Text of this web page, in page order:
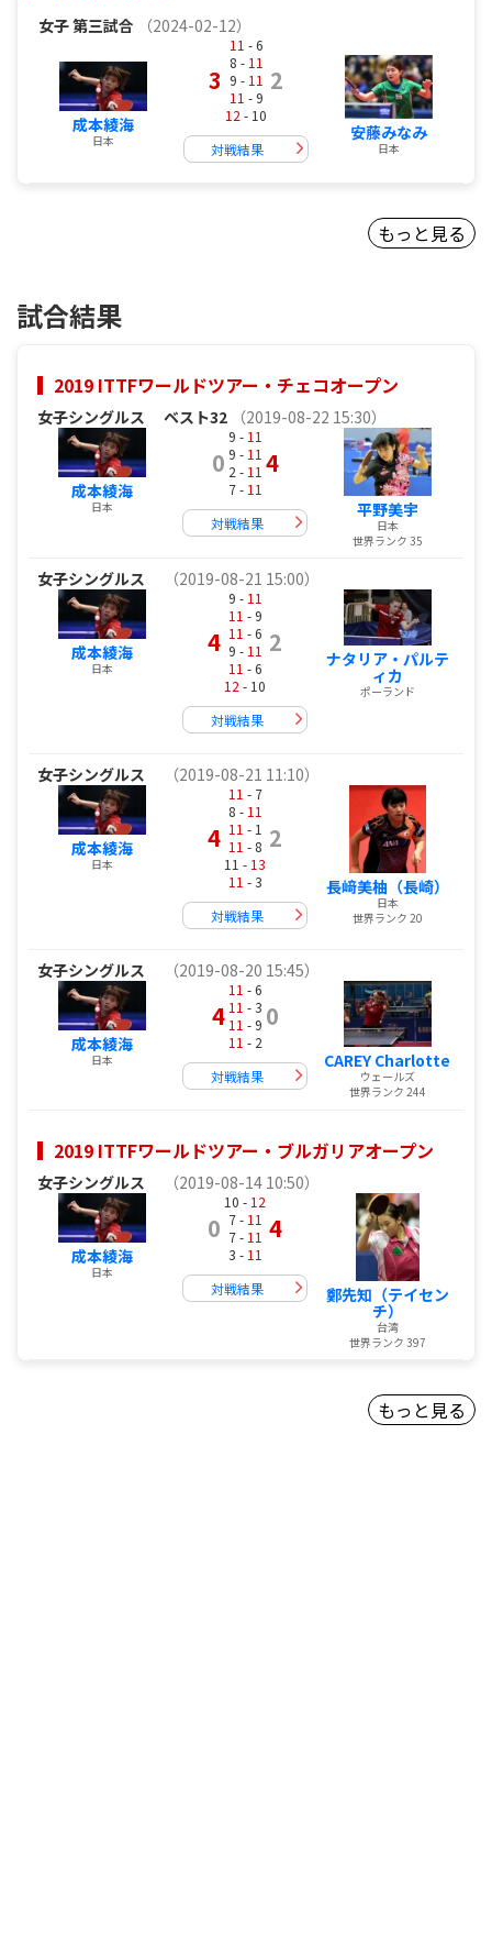
女子第三試合 （2024-02-12）
成本綾海
日本
3
11 - 6
8 - 11
9 - 11
11 - 9
12 - 10
2
対戦結果
安藤みなみ
日本
もっと見る
試合結果
2019 ITTFワールドツアー・チェコオープン
女子シングルス ベスト32 （2019-08-22 15:30）
成本綾海
日本
0
9 - 11
9 - 11
2 - 11
7 - 11
4
対戦結果
平野美宇
日本
世界ランク 35
女子シングルス （2019-08-21 15:00）
成本綾海
日本
4
9 - 11
11 - 9
11 - 6
9 - 11
11 - 6
12 - 10
2
対戦結果
ナタリア・パルテ
ィカ
ポーランド
女子シングルス （2019-08-21 11:10）
成本綾海
日本
4
11 - 7
8 - 11
11 - 1
11 - 8
11 - 13
11 - 3
2
対戦結果
長﨑美柚（長崎）
日本
世界ランク 20
女子シングルス （2019-08-20 15:45）
成本綾海
日本
4
11 - 6
11 - 3
11 - 9
11 - 2
0
対戦結果
CAREY Charlotte
ウェールズ
世界ランク 244
2019 ITTFワールドツアー・ブルガリアオープン
女子シングルス （2019-08-14 10:50）
成本綾海
日本
0
10 - 12
7 - 11
7 - 11
3 - 11
4
対戦結果 鄭先知（テイセン
チ）
台湾
世界ランク 397
もっと見る